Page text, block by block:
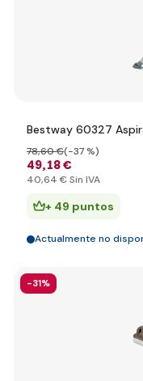
Bestway 60327
49,18 €
78,60 €(-37 %)
40,64 € Sin IVA
+ 49 puntos
Actualmente no
-31%